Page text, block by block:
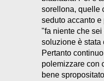
sorellona, quelle
seduto accanto e
"fa niente che
soluzione è stata
Pertanto
polemizzare con
bene